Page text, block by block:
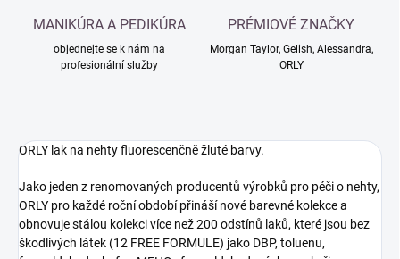
MANIKÚRA A PEDIKÚRA
objednejte se k nám na
profesionální služby
PRÉMIOVÉ ZNAČKY
Morgan Taylor, Gelish, Alessandra,
ORLY
ORLY lak na nehty fluorescenčně žluté barvy.
Jako jeden z renomovaných producentů výrobků pro péči o nehty,
ORLY pro každé roční období přináší nové barevné kolekce a
obnovuje stálou kolekci více než 200 odstínů laků, které jsou bez
škodlivých látek (12 FREE FORMULE) jako DBP, toluenu,